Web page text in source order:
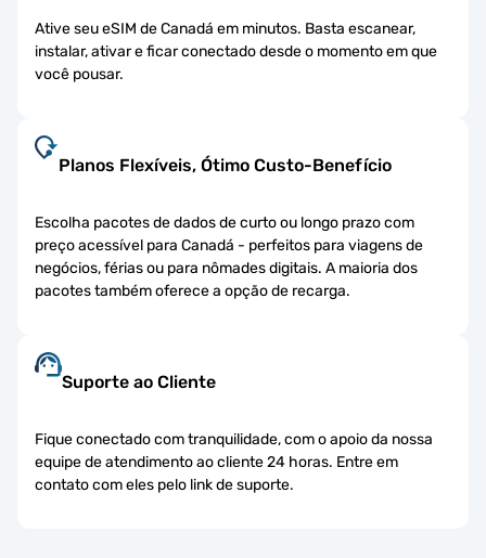
Ative seu eSIM de Canadá em minutos. Basta escanear,
instalar, ativar e ficar conectado desde o momento em que
você pousar.
Planos Flexíveis, Ótimo Custo-Benefício
Escolha pacotes de dados de curto ou longo prazo com
preço acessível para Canadá - perfeitos para viagens de
negócios, férias ou para nômades digitais. A maioria dos
pacotes também oferece a opção de recarga.
Suporte ao Cliente
Fique conectado com tranquilidade, com o apoio da nossa
equipe de atendimento ao cliente 24 horas. Entre em
contato com eles pelo link de suporte.